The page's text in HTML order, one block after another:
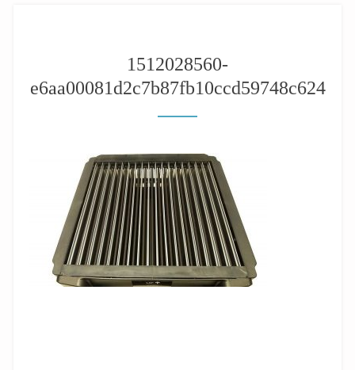
1512028560-
e6aa00081d2c7b87fb10ccd59748c624